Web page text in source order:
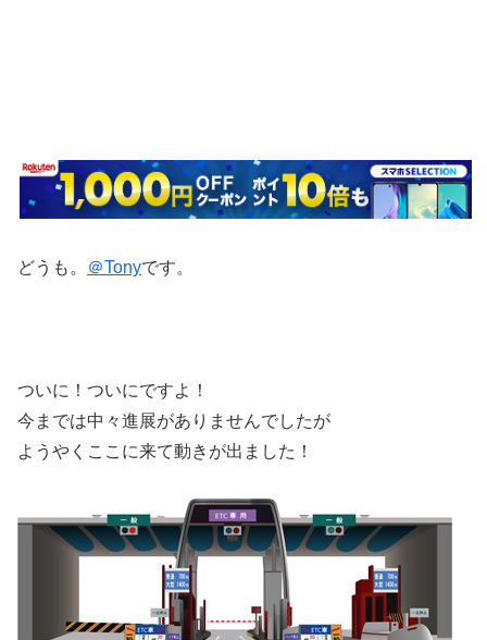
どうも。 ＠Tonyです。
ついに！ついにですよ！
今までは中々進展がありませんでしたが
ようやくここに来て動きが出ました！